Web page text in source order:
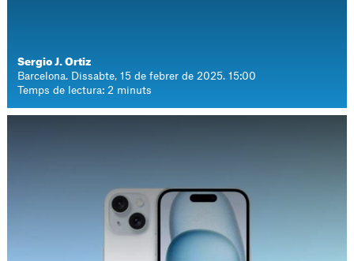
Sergio J. Ortiz
Barcelona. Dissabte, 15 de febrer de 2025. 15:00
Temps de lectura: 2 minuts